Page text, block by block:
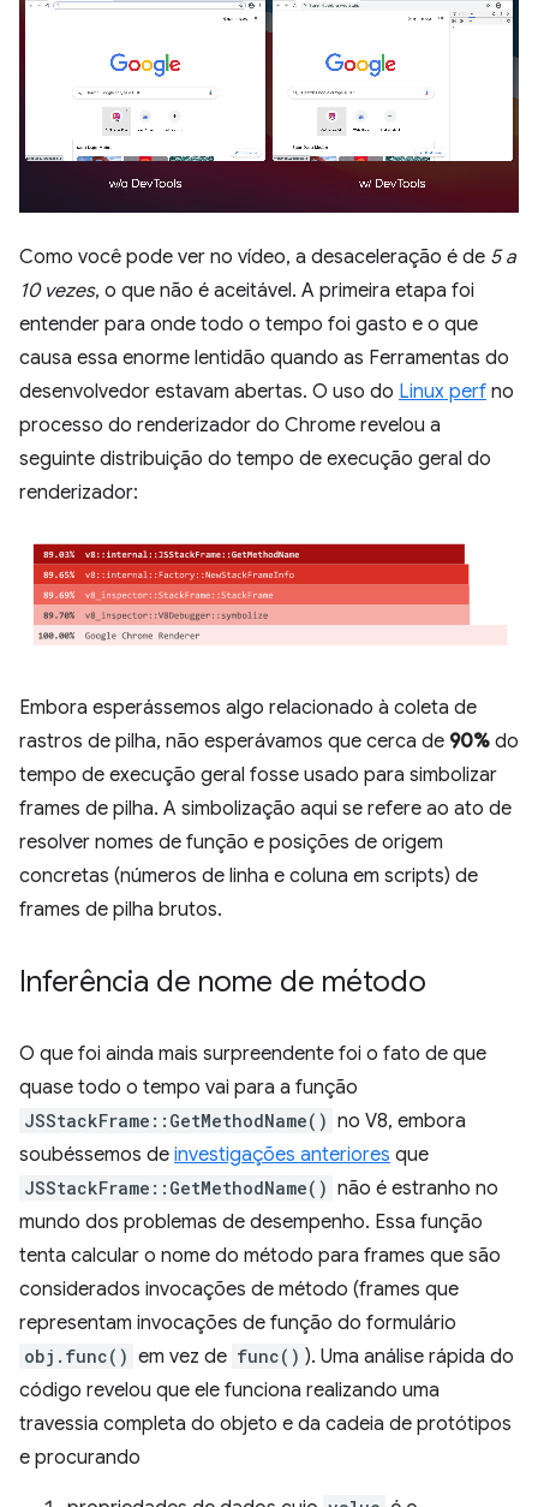
Como você pode ver no vídeo, a desaceleração é de 5 a
10 vezes, o que não é aceitável. A primeira etapa foi
entender para onde todo o tempo foi gasto e o que
causa essa enorme lentidão quando as Ferramentas do
desenvolvedor estavam abertas. O uso do Linux perf no
processo do renderizador do Chrome revelou a
seguinte distribuição do tempo de execução geral do
renderizador:
Embora esperássemos algo relacionado à coleta de
rastros de pilha, não esperávamos que cerca de 90% do
tempo de execução geral fosse usado para simbolizar
frames de pilha. A simbolização aqui se refere ao ato de
resolver nomes de função e posições de origem
concretas (números de linha e coluna em scripts) de
frames de pilha brutos.
Inferência de nome de método
O que foi ainda mais surpreendente foi o fato de que
quase todo o tempo vai para a função
JSStackFrame::GetMethodName() no V8, embora
soubéssemos de investigações anteriores que
JSStackFrame::GetMethodName() não é estranho no
mundo dos problemas de desempenho. Essa função
tenta calcular o nome do método para frames que são
considerados invocações de método (frames que
representam invocações de função do formulário
obj.func() em vez de func() ). Uma análise rápida do
código revelou que ele funciona realizando uma
travessia completa do objeto e da cadeia de protótipos
e procurando